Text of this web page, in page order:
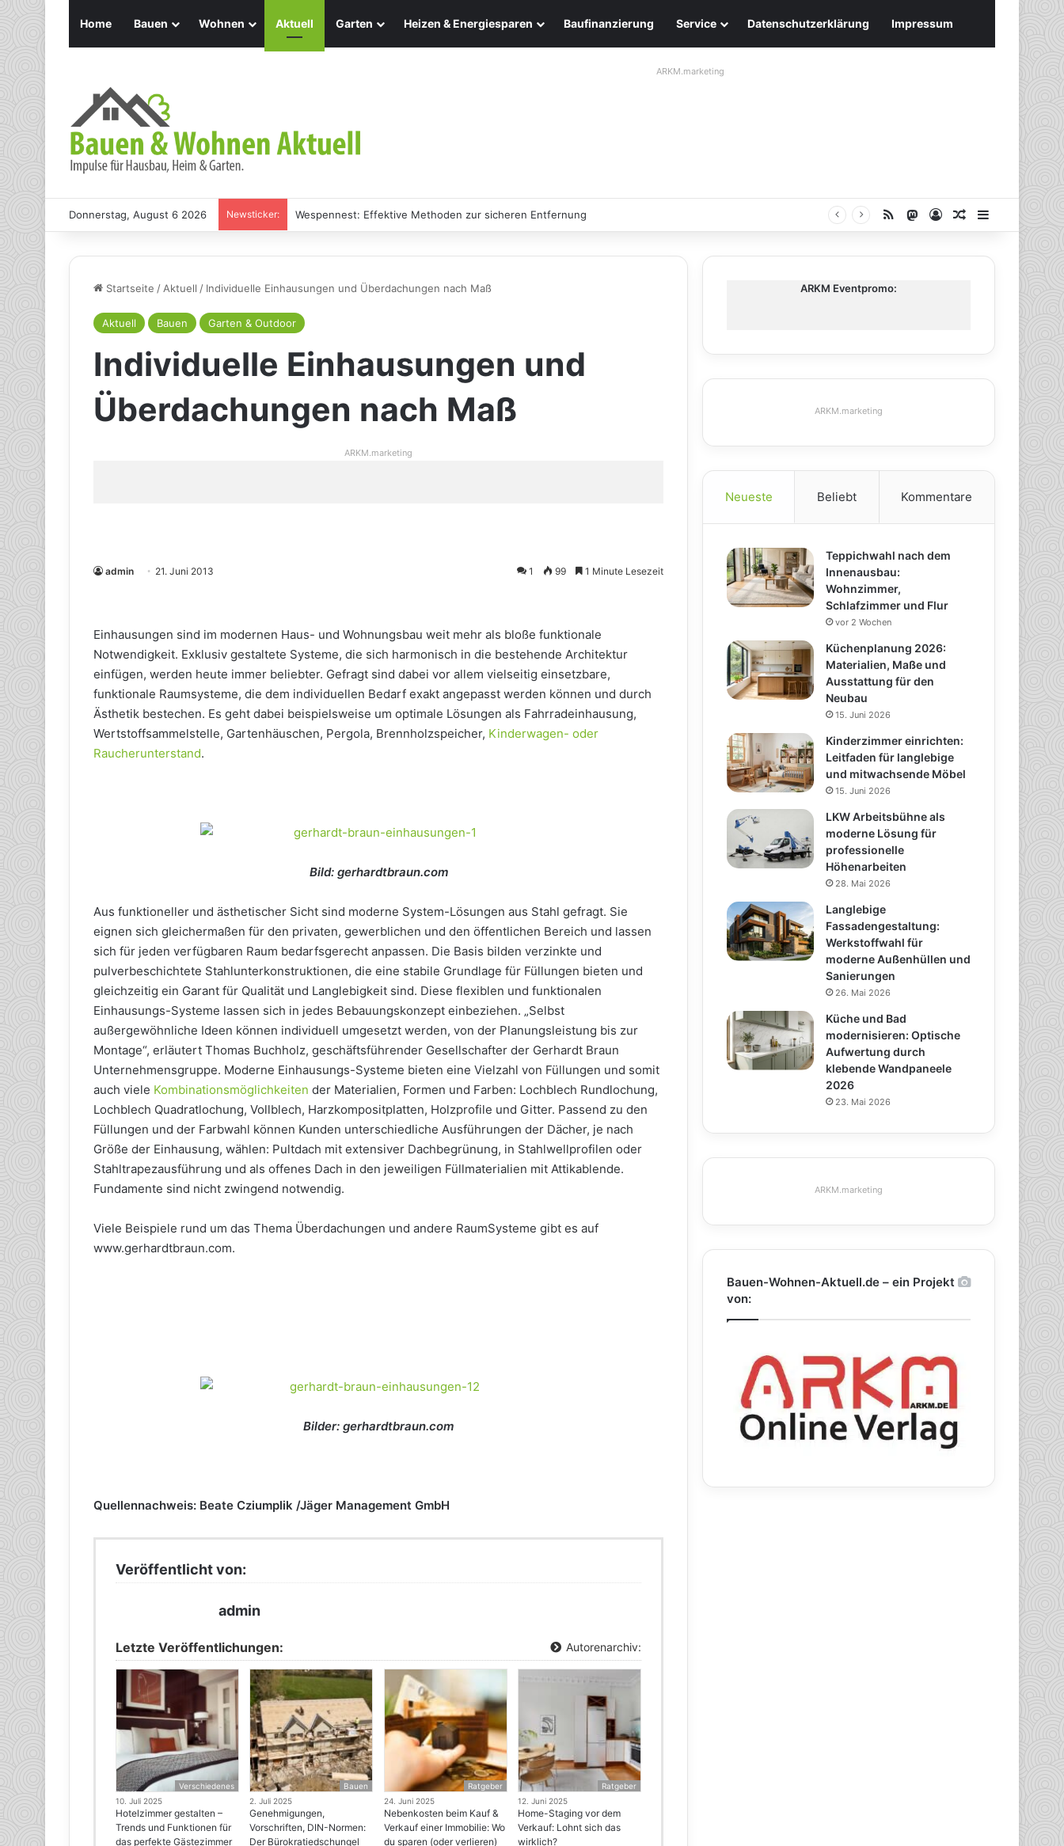
Home Bauen Wohnen Aktuell Garten Heizen & Energiesparen Baufinanzierung Service Datenschutzerklärung Impressum
ARKM.marketing
Donnerstag, August 6 2026 Newsticker: Holz Pendelleuchten: Eleganz und Nachhaltigkeit für Ihr Zuhause RSS Mastodon
AnmeldenZufälliger
Startseite /Aktuell / Individuelle Einhausungen und Überdachungen nach Maß
Aktuell Bauen Garten & Outdoor
Individuelle Einhausungen und
Überdachungen nach Maß
ARKM.marketing
admin 21. Juni 2013 1 99 1 Minute Lesezeit
Einhausungen sind im modernen Haus- und Wohnungsbau weit mehr als bloße funktionale
Notwendigkeit. Exklusiv gestaltete Systeme, die sich harmonisch in die bestehende Architektur
einfügen, werden heute immer beliebter. Gefragt sind dabei vor allem vielseitig einsetzbare,
funktionale Raumsysteme, die dem individuellen Bedarf exakt angepasst werden können und durch
Ästhetik bestechen. Es geht dabei beispielsweise um optimale Lösungen als Fahrradeinhausung,
Wertstoffsammelstelle, Gartenhäuschen, Pergola, Brennholzspeicher, Kinderwagen- oder
Raucherunterstand.
Bild: gerhardtbraun.com
Aus funktioneller und ästhetischer Sicht sind moderne System-Lösungen aus Stahl gefragt. Sie
eignen sich gleichermaßen für den privaten, gewerblichen und den öffentlichen Bereich und lassen
sich für jeden verfügbaren Raum bedarfsgerecht anpassen. Die Basis bilden verzinkte und
pulverbeschichtete Stahlunterkonstruktionen, die eine stabile Grundlage für Füllungen bieten und
gleichzeitig ein Garant für Qualität und Langlebigkeit sind. Diese flexiblen und funktionalen
Einhausungs-Systeme lassen sich in jedes Bebauungskonzept einbeziehen. „Selbst
außergewöhnliche Ideen können individuell umgesetzt werden, von der Planungsleistung bis zur
Montage“, erläutert Thomas Buchholz, geschäftsführender Gesellschafter der Gerhardt Braun
Unternehmensgruppe. Moderne Einhausungs-Systeme bieten eine Vielzahl von Füllungen und somit
auch viele Kombinationsmöglichkeiten der Materialien, Formen und Farben: Lochblech Rundlochung,
Lochblech Quadratlochung, Vollblech, Harzkompositplatten, Holzprofile und Gitter. Passend zu den
Füllungen und der Farbwahl können Kunden unterschiedliche Ausführungen der Dächer, je nach
Größe der Einhausung, wählen: Pultdach mit extensiver Dachbegrünung, in Stahlwellprofilen oder
Stahltrapezausführung und als offenes Dach in den jeweiligen Füllmaterialien mit Attikablende.
Fundamente sind nicht zwingend notwendig.
Viele Beispiele rund um das Thema Überdachungen und andere RaumSysteme gibt es auf
www.gerhardtbraun.com.
Bilder: gerhardtbraun.com
Quellennachweis: Beate Cziumplik /Jäger Management GmbH
Veröffentlicht von:
admin
Letzte Veröffentlichungen: Autorenarchiv:
Verschiedenes
10. Juli 2025
Hotelzimmer gestalten –
Trends und Funktionen für
das perfekte Gästezimmer
Bauen
2. Juli 2025
Genehmigungen,
Vorschriften, DIN-Normen:
Der Bürokratiedschungel
Ratgeber
24. Juni 2025
Nebenkosten beim Kauf &
Verkauf einer Immobilie: Wo
du sparen (oder verlieren)
Ratgeber
12. Juni 2025
Home-Staging vor dem
Verkauf: Lohnt sich das
wirklich?
ARKM Eventpromo:
ARKM.marketing
Neueste Beliebt Kommentare
Teppichwahl nach dem
Innenausbau:
Wohnzimmer,
Schlafzimmer und Flur
vor 2 Wochen
Küchenplanung 2026:
Materialien, Maße und
Ausstattung für den
Neubau
15. Juni 2026
Kinderzimmer einrichten:
Leitfaden für langlebige
und mitwachsende Möbel
15. Juni 2026
LKW Arbeitsbühne als
moderne Lösung für
professionelle
Höhenarbeiten
28. Mai 2026
Langlebige
Fassadengestaltung:
Werkstoffwahl für
moderne Außenhüllen und
Sanierungen
26. Mai 2026
Küche und Bad
modernisieren: Optische
Aufwertung durch
klebende Wandpaneele
2026
23. Mai 2026
ARKM.marketing
Bauen-Wohnen-Aktuell.de – ein Projekt
von: